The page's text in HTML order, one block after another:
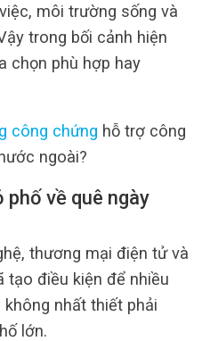
môi trường sống và
trong bối cảnh hiện
chọn phù hợp hay
công chứng hỗ trợ công
ngoài?
phố về quê ngày
thương mại điện tử và
tạo điều kiện để nhiều
nhất thiết phải
lớn.